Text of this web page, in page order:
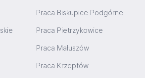
Praca Biskupice Podgórne
Praca Pietrzykowice
Praca Małuszów
Praca Krzeptów